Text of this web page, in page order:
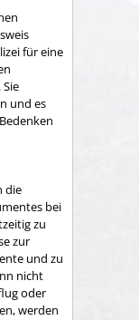
für eine
und es
die
bei
zu
zur
und zu
nicht
oder
werden